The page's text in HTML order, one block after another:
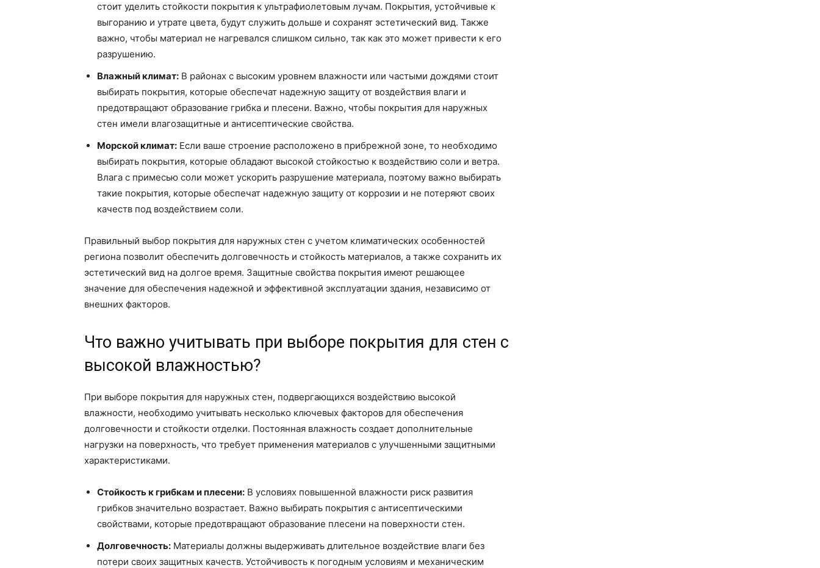
стоит уделить стойкости покрытия к ультрафиолетовым лучам. Покрытия, устойчивые к
выгоранию и утрате цвета, будут служить дольше и сохранят эстетический вид. Также
важно, чтобы материал не нагревался слишком сильно, так как это может привести к его
разрушению.
Влажный климат: В районах с высоким уровнем влажности или частыми дождями стоит
выбирать покрытия, которые обеспечат надежную защиту от воздействия влаги и
предотвращают образование грибка и плесени. Важно, чтобы покрытия для наружных
стен имели влагозащитные и антисептические свойства.
Морской климат: Если ваше строение расположено в прибрежной зоне, то необходимо
выбирать покрытия, которые обладают высокой стойкостью к воздействию соли и ветра.
Влага с примесью соли может ускорить разрушение материала, поэтому важно выбирать
такие покрытия, которые обеспечат надежную защиту от коррозии и не потеряют своих
качеств под воздействием соли.
Правильный выбор покрытия для наружных стен с учетом климатических особенностей
региона позволит обеспечить долговечность и стойкость материалов, а также сохранить их
эстетический вид на долгое время. Защитные свойства покрытия имеют решающее
значение для обеспечения надежной и эффективной эксплуатации здания, независимо от
внешних факторов.
Что важно учитывать при выборе покрытия для стен с
высокой влажностью?
При выборе покрытия для наружных стен, подвергающихся воздействию высокой
влажности, необходимо учитывать несколько ключевых факторов для обеспечения
долговечности и стойкости отделки. Постоянная влажность создает дополнительные
нагрузки на поверхность, что требует применения материалов с улучшенными защитными
характеристиками.
Стойкость к грибкам и плесени: В условиях повышенной влажности риск развития
грибков значительно возрастает. Важно выбирать покрытия с антисептическими
свойствами, которые предотвращают образование плесени на поверхности стен.
Долговечность: Материалы должны выдерживать длительное воздействие влаги без
потери своих защитных качеств. Устойчивость к погодным условиям и механическим